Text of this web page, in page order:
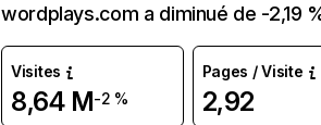
wordplays.com a diminué de -2,19
Visites
8,64 M-2 %
Pages / Visite
2,92